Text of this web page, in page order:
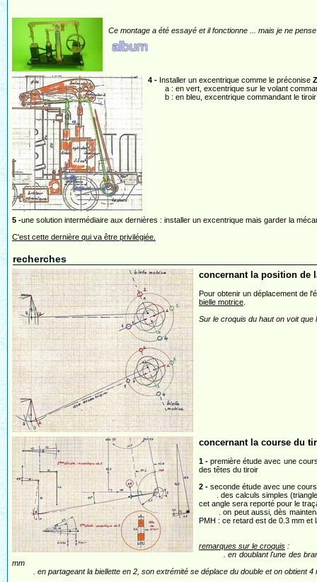
Ce montage a été essayé et il fonctionne ... mais je ne
4 - Installer un excentrique comme le préconise
a : en vert, excentrique sur le volant
b : en bleu, excentrique commandant le
5 -une solution intermédiaire aux dernières : installer un excentrique mais garder la
C'est cette dernière qui va être privilégiée.
recherches
concernant la position de
Pour obtenir un déplacement de
bielle motrice
Sur le croquis du haut on voit
concernant la course du
1 - première étude avec une
des têtes du tiroir
2 - seconde étude avec une
. des calculs simples (triangles
cet angle sera reporté pour le
. on peut aussi, dès
PMH : ce retard est de 0.3 mm et
remarques sur le croquis :
. en doublant l'une des
mm
. en partageant la biellette en 2, son extrémité se déplace du double et on obtient 4